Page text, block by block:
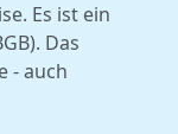
Es ist ein
Das
- auch